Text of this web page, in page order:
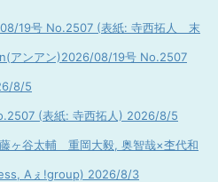
19号 No.2507 (表紙: 寺西拓人 末
アンアン)2026/08/19号 No.2507
8/5
(表紙: 寺西拓人) 2026/8/5
ヶ谷太輔 重岡大毅, 奥智哉×杢代和
Aぇ!group) 2026/8/3